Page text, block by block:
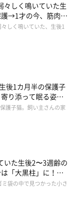
るよう、床暖房に限
てみてくださいね」
原 駿太朗先生）
。
々しく鳴いていた生
→1才の今、筋肉質
長しく鳴いていた、生後1
後1カ月半の保護子
り添って眠る姿に
護子猫。飼い主さんの家
いた生後2〜3週齢の
「大黒柱」に！
た姿にグッとくる
袋の中で見つかった小さ